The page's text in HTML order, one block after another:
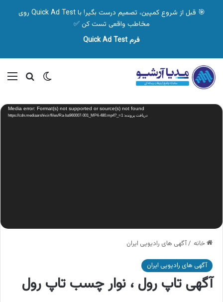
🎯 قبل از شروع کمپین، تصمیم درست بگیر! با Quick Ad Test روی
مخاطب واقعی تست کن ✅
فرم Quick Ad Test
تغییر پوسته
نمایشگر
ویدیو Media error: Format(s) not supported or source(s) not found
دریافت پرونده: https://cdn.mediaarshiv.ir/files/Ra-ba960007-001_MP4-480.mp4?_=1
خانه /آگهی های رادیویی ایران
آگهی های رادیویی ایران
آگهی تاپ رول ، نوار چسب تاپ رول